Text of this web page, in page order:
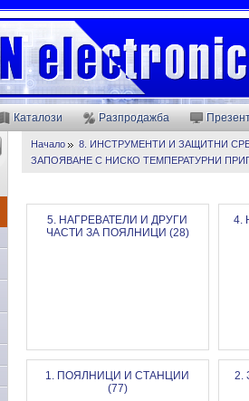
Каталози Разпродажба
Начало
8. ИНСТРУМЕНТИ И ЗАЩИТНИ
ЗАПОЯВАНЕ С НИСКО ТЕМПЕРАТУРНИ
5. НАГРЕВАТЕЛИ И ДРУГИ
ЧАСТИ ЗА ПОЯЛНИЦИ (28)
4.
1. ПОЯЛНИЦИ И СТАНЦИИ
(77)
2.